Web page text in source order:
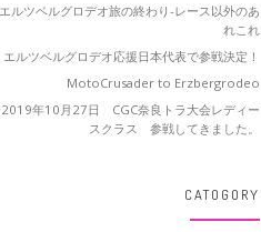
エルツベルグロデオ旅の終わり-レース以外のあ
れこれ
エルツベルグロデオ応援日本代表で参戦決定！
MotoCrusader to Erzbergrodeo
2019年10月27日 CGC奈良トラ大会レディー
スクラス 参戦してきました。
CATOGORY